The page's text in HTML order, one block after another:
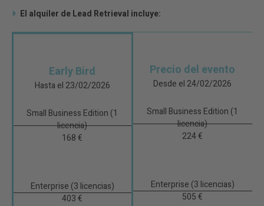
El alquiler de Lead Retrieval incluye:
Early Bird
Hasta el 23/02/2026
Small Business Edition (1
licencia)
168 €
Enterprise (3 licencias)
403 €
Precio del evento
Desde el 24/02/2026
Small Business Edition (1
licencia)
224 €
Enterprise (3 licencias)
505 €